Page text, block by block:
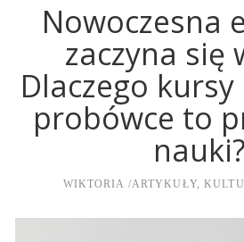
Nowoczesna
zaczyna się
Dlaczego
probówce to
nauki?
WIKTORIA ARTYKUŁY,